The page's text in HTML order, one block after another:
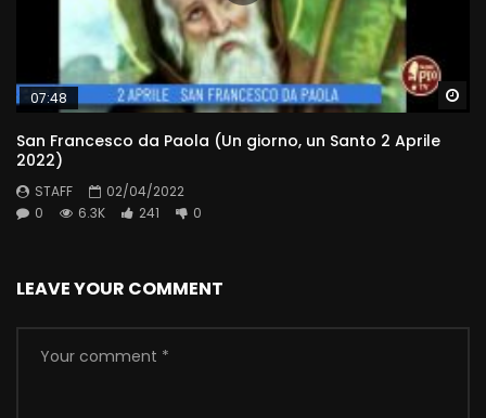
07:48
San Francesco da Paola (Un giorno, un Santo 2 Aprile
2022)
STAFF
02/04/2022
0
6.3K 241 0
LEAVE YOUR COMMENT